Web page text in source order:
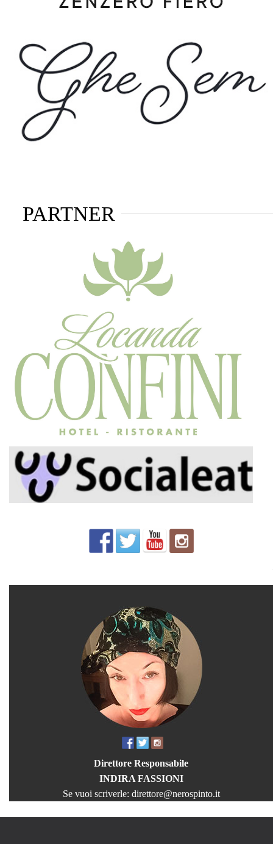
PARTNER
Direttore Responsabile
INDIRA FASSIONI
Se vuoi scriverle: direttore@nerospinto.it